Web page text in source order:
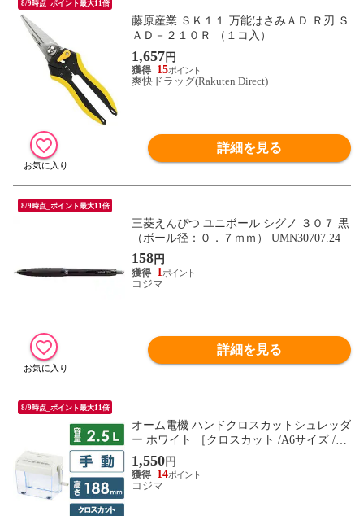
8/9時点_ポイント最大11倍
藤原産業 ＳＫ１１ 万能はさみＡＤ Ｒ刃 Ｓ
ＡＤ－２１０Ｒ （１コ入）
1,657円
15
爽快ドラッグ(Rakuten Direct)
詳細を見る
8/9時点_ポイント最大11倍
三菱えんぴつ ユニボール シグノ ３０７ 黒
（ボール径：０．７ｍｍ） UMN30707.24
158円
1
コジマ
詳細を見る
8/9時点_ポイント最大11倍
オーム電機 ハンドクロスカットシュレッダ
ー ホワイト ［クロスカット /A6サイズ /CD
カット対応］ HS-C130-W
1,550円
14
コジマ